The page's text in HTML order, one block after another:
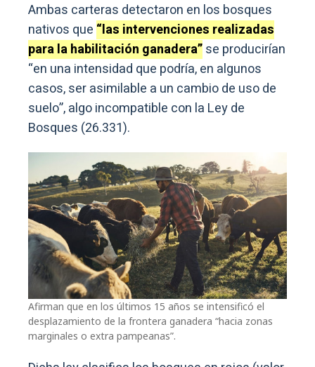
Ambas carteras detectaron en los bosques
nativos que “las intervenciones realizadas
para la habilitación ganadera”se producirían
“en una intensidad que podría, en algunos
casos, ser asimilable a un cambio de uso de
suelo”, algo incompatible con la Ley de
Bosques (26.331).
Afirman que en los últimos 15 años se intensificó el
desplazamiento de la frontera ganadera “hacia zonas
marginales o extra pampeanas”.